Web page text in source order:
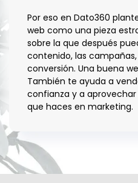
Por eso en Dato360
web como una pieza
sobre la que después
contenido, las
conversión. Una buena
También te ayuda a
confianza y a
que haces en marketing.